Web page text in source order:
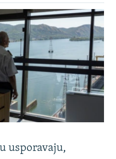
usporavaju,